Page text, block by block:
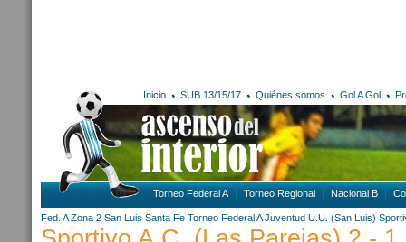
Inicio SUB 13/15/17 Quiénes somos Gol A Gol
Torneo Federal A Torneo Regional Nacional B
Fed. A Zona 2 San Luis Santa Fe Torneo Federal A Juventud U.U. (San Luis)